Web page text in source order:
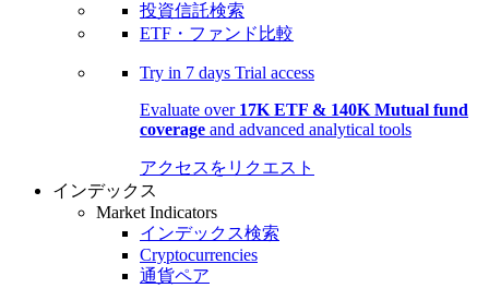
投資信託検索
ETF・ファンド比較
Try in 7 days Trial access
Evaluate over 17K ETF & 140K Mutual fund
coverage and advanced analytical tools
アクセスをリクエスト
インデックス
Market Indicators
インデックス検索
Cryptocurrencies
通貨ペア